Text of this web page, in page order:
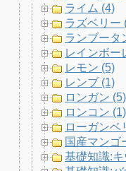
ライム (4)
ラズベリー
ランブータ
レインボー
レモン (5)
レンブ (1)
ロンガン (5)
ロンコン (1)
ローガンベ
国産マンゴ
基礎知識: